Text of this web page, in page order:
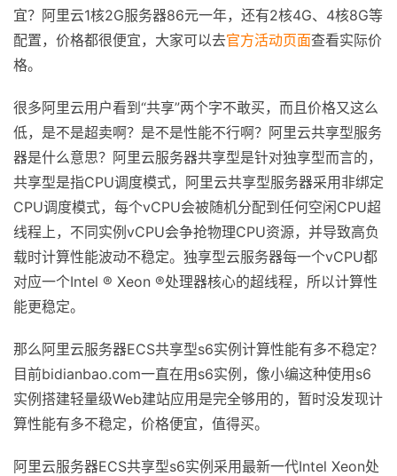
宜？阿里云1核2G服务器86元一年，还有2核4G、4核8G等
配置，价格都很便宜，大家可以去官方活动页面查看实际价
格。
很多阿里云用户看到“共享”两个字不敢买，而且价格又这么
低，是不是超卖啊？是不是性能不行啊？阿里云共享型服务
器是什么意思？阿里云服务器共享型是针对独享型而言的，
共享型是指CPU调度模式，阿里云共享型服务器采用非绑定
CPU调度模式，每个vCPU会被随机分配到任何空闲CPU超
线程上，不同实例vCPU会争抢物理CPU资源，并导致高负
载时计算性能波动不稳定。独享型云服务器每一个vCPU都
对应一个Intel ® Xeon ®处理器核心的超线程，所以计算性
能更稳定。
那么阿里云服务器ECS共享型s6实例计算性能有多不稳定？
目前bidianbao.com一直在用s6实例，像小编这种使用s6
实例搭建轻量级Web建站应用是完全够用的，暂时没发现计
算性能有多不稳定，价格便宜，值得买。
阿里云服务器ECS共享型s6实例采用最新一代Intel Xeon处